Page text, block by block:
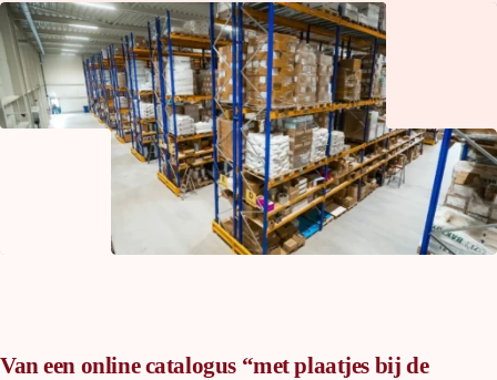
Van een online catalogus “met plaatjes bij de